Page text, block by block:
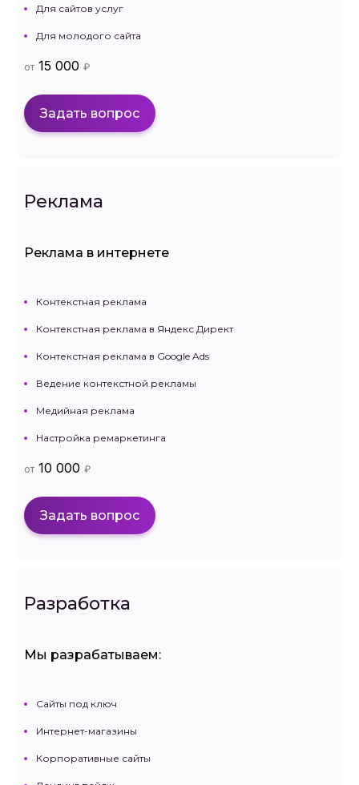
Для сайтов услуг
Для молодого сайта
от 15 000 ₽
Задать вопрос
Реклама
Реклама в интернете
Контекстная реклама
Контекстная реклама в Яндекс Директ
Контекстная реклама в Google Ads
Ведение контекстной рекламы
Медийная реклама
Настройка ремаркетинга
от 10 000 ₽
Задать вопрос
Разработка
Мы разрабатываем:
Сайты под ключ
Интернет-магазины
Корпоративные сайты